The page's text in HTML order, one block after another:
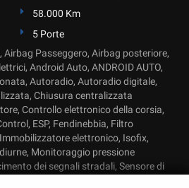
58.000 Km
5 Porte
Airbag Passeggero, Airbag posteriore,
Android Auto, ANDROID AUTO,
Autoradio, Autoradio digitale,
Chiusura centralizzata
Controllo elettronico della corsia,
ESP, Fendinebbia, Filtro
elettronico, Isofix,
Monitoraggio pressione
dei segnali stradali, Sensore di